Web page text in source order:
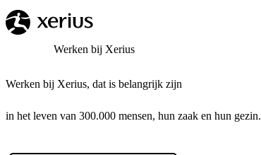
Overslaan naar de hoofdinhoud
Breadcrumb
HomeWerken bij Xerius
Werken bij Xerius, dat is belangrijk zijn
in het leven van 300.000 mensen, hun zaak en hun gezin.